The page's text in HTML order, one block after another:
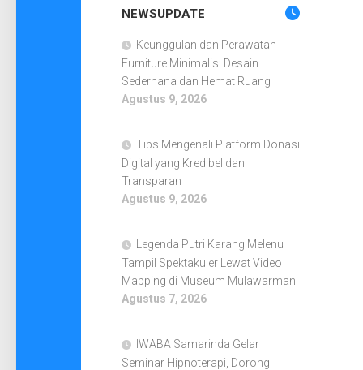
NEWSUPDATE
Keunggulan dan Perawatan
Furniture Minimalis: Desain
Sederhana dan Hemat Ruang
Agustus 9, 2026
Tips Mengenali Platform Donasi
Digital yang Kredibel dan
Transparan
Agustus 9, 2026
Legenda Putri Karang Melenu
Tampil Spektakuler Lewat Video
Mapping di Museum Mulawarman
Agustus 7, 2026
IWABA Samarinda Gelar
Seminar Hipnoterapi, Dorong